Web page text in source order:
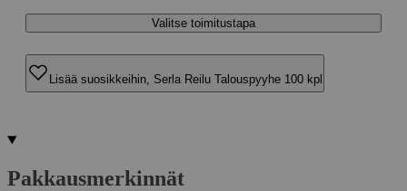
Valitse toimitustapa
Lisää suosikkeihin, Serla Reilu Talouspyyhe 100 kpl
Pakkausmerkinnät